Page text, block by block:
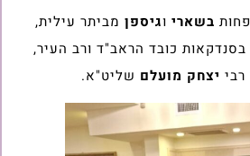
בשארי וגיספן מביתר עילית,
כובד הראב"ד ורב העיר,
רבי יצחק מועלם שליט"א.